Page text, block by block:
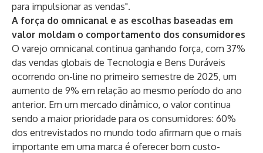
para impulsionar as vendas".
A força do omnicanal e as escolhas baseadas em
valor moldam o comportamento dos consumidores
O varejo omnicanal continua ganhando força, com 37%
das vendas globais de Tecnologia e Bens Duráveis
ocorrendo on-line no primeiro semestre de 2025, um
aumento de 9% em relação ao mesmo período do ano
anterior. Em um mercado dinâmico, o valor continua
sendo a maior prioridade para os consumidores: 60%
dos entrevistados no mundo todo afirmam que o mais
importante em uma marca é oferecer bom custo-